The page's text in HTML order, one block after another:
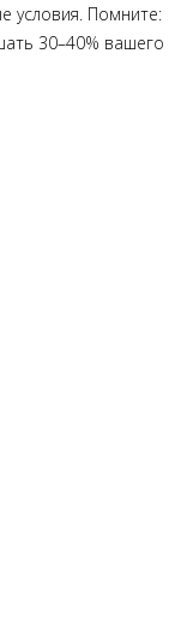
условия. Помните:
30–40% вашего